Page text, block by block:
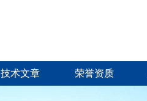
技术文章 荣誉资质